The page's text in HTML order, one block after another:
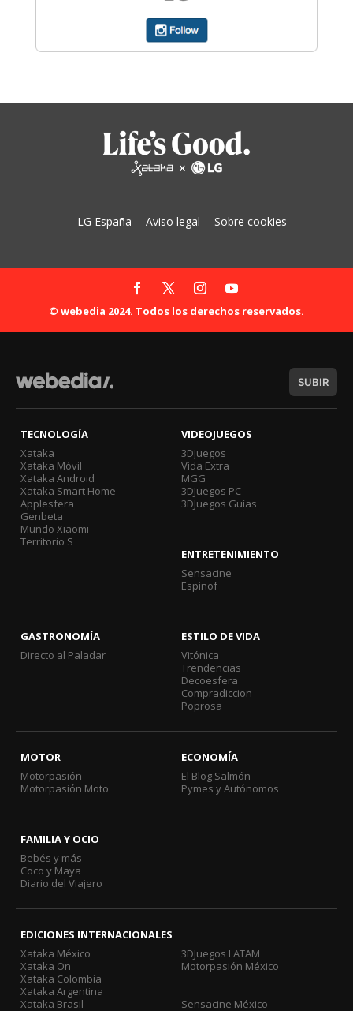
LG España Aviso legal Sobre cookies
© webedia 2024. Todos los derechos reservados.
SUBIR
TECNOLOGÍA
Xataka
Xataka Móvil
Xataka Android
Xataka Smart Home
Applesfera
Genbeta
Mundo Xiaomi
Territorio S
VIDEOJUEGOS
3DJuegos
Vida Extra
MGG
3DJuegos PC
3DJuegos Guías
ENTRETENIMIENTO
Sensacine
Espinof
GASTRONOMÍA
Directo al Paladar
ESTILO DE VIDA
Vitónica
Trendencias
Decoesfera
Compradiccion
Poprosa
MOTOR
Motorpasión
Motorpasión Moto
ECONOMÍA
El Blog Salmón
Pymes y Autónomos
FAMILIA Y OCIO
Bebés y más
Coco y Maya
Diario del Viajero
EDICIONES INTERNACIONALES
Xataka México
Xataka On
Xataka Colombia
Xataka Argentina
Xataka Brasil
3DJuegos LATAM
Motorpasión México
Sensacine México